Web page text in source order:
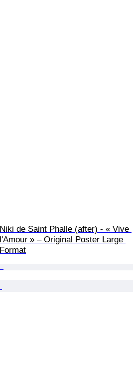
Niki de Saint Phalle (after) - « Vive
l'Amour » – Original Poster Large
Format